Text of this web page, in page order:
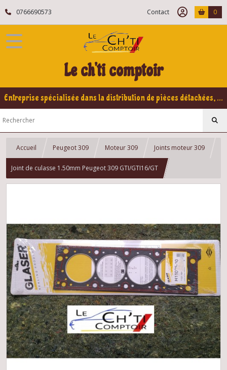
0766690573 Contact 0
Le ch'ti comptoir
Entreprise spécialisée dans la distribution de pièces détachées, refabrication pour voitures Yountimers Peugeot 205 GTI, 309 GTI - GTI16
Accueil Peugeot 309 Moteur 309 Joints moteur 309
Joint de culasse 1.50mm Peugeot 309 GTI/GTI16/GT